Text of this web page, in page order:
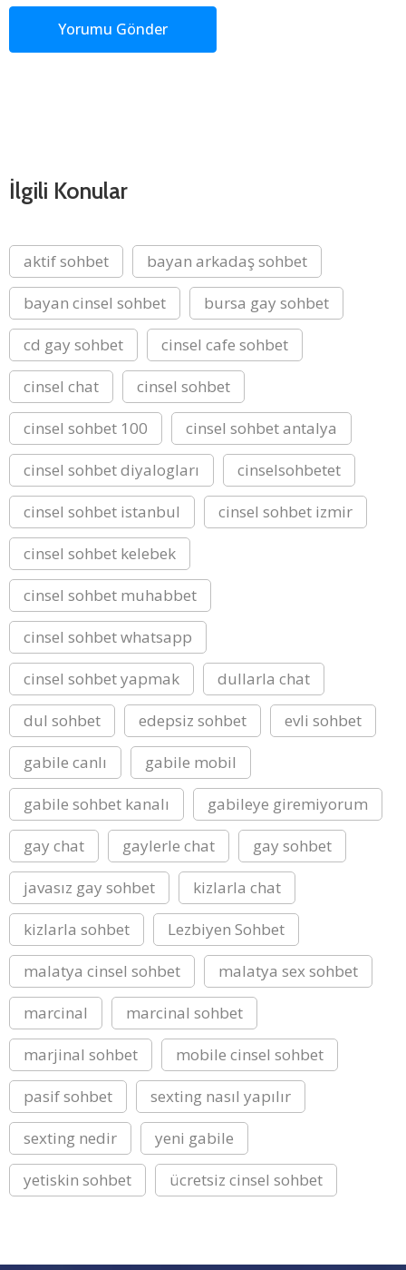
İlgili Konular
aktif sohbet
bayan arkadaş sohbet
bayan cinsel sohbet
bursa gay sohbet
cd gay sohbet
cinsel cafe sohbet
cinsel chat
cinsel sohbet
cinsel sohbet 100
cinsel sohbet antalya
cinsel sohbet diyalogları
cinselsohbetet
cinsel sohbet istanbul
cinsel sohbet izmir
cinsel sohbet kelebek
cinsel sohbet muhabbet
cinsel sohbet whatsapp
cinsel sohbet yapmak
dullarla chat
dul sohbet
edepsiz sohbet
evli sohbet
gabile canlı
gabile mobil
gabile sohbet kanalı
gabileye giremiyorum
gay chat
gaylerle chat
gay sohbet
javasız gay sohbet
kizlarla chat
kizlarla sohbet
Lezbiyen Sohbet
malatya cinsel sohbet
malatya sex sohbet
marcinal
marcinal sohbet
marjinal sohbet
mobile cinsel sohbet
pasif sohbet
sexting nasıl yapılır
sexting nedir
yeni gabile
yetiskin sohbet
ücretsiz cinsel sohbet